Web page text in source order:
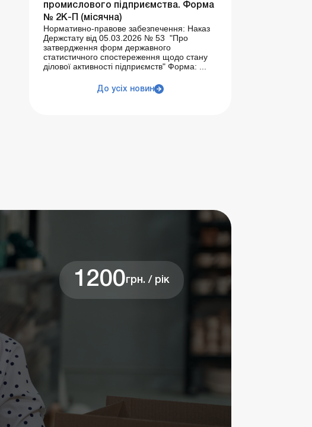
промислового підприємства. Форма
№ 2К-П (місячна)
Нормативно-правове забезпечення: Наказ
Держстату від 05.03.2026 № 53 "Про
затвердження форм державного
статистичного спостереження щодо стану
ділової активності підприємств" Форма: ...
До усіх новин
1200грн. / рік